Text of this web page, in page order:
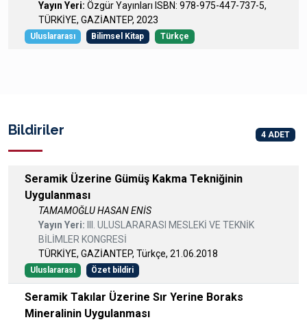
Yayın Yeri: Özgür Yayınları ISBN: 978-975-447-737-5,
TÜRKİYE, GAZİANTEP, 2023
Uluslararası Bilimsel Kitap Türkçe
Bildiriler 4 ADET
Seramik Üzerine Gümüş Kakma Tekniğinin
Uygulanması
TAMAMOĞLU HASAN ENİS
Yayın Yeri: III. ULUSLARARASI MESLEKİ VE TEKNİK
BİLİMLER KONGRESİ
TÜRKİYE, GAZİANTEP, Türkçe, 21.06.2018
Uluslararası Özet bildiri
Seramik Takılar Üzerine Sır Yerine Boraks
Mineralinin Uygulanması